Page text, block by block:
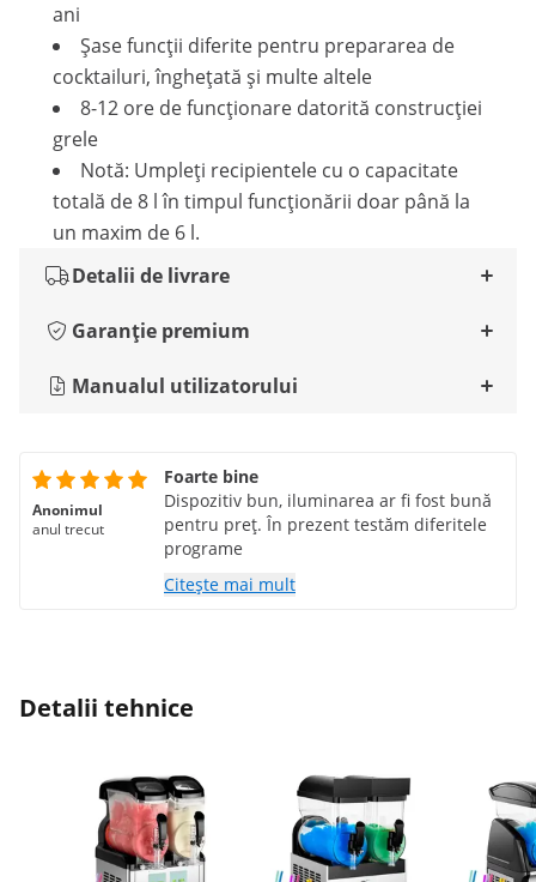
ani
Șase funcții diferite pentru prepararea de
cocktailuri, înghețată și multe altele
8-12 ore de funcționare datorită construcției
grele
Notă: Umpleți recipientele cu o capacitate
totală de 8 l în timpul funcționării doar până la
un maxim de 6 l.
Detalii de livrare
Garanție premium
Manualul utilizatorului
Anonimul
anul trecut
Foarte bine
Dispozitiv bun, iluminarea ar fi fost bună
pentru preț. În prezent testăm diferitele
programe
Citește mai mult
Detalii tehnice